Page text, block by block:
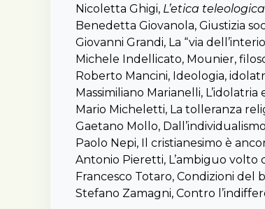
Nicoletta Ghigi, L’etica teleologica
Benedetta Giovanola, Giustizia
Giovanni Grandi, La “via
Michele Indellicato, Mounier,
Roberto Mancini, Ideologia,
Massimiliano Marianelli,
Mario Micheletti, La tolleranza
Gaetano Mollo,
Paolo Nepi, Il cristianesimo è
Antonio Pieretti, L’ambiguo volto
Francesco Totaro, Condizioni del
Stefano Zamagni, Contro